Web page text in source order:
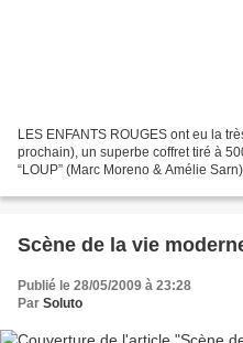
LES ENFANTS ROUGES ont eu la
prochain), un superbe coffret tiré à
“LOUP” (Marc Moreno & Amélie
Scène de la vie
Publié le 28/05/2009 à 23:28
Par Soluto